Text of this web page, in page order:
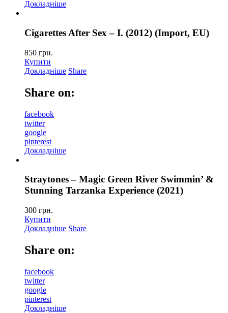
Докладніше
Cigarettes After Sex – I. (2012) (Import, EU)
850 грн.
Купити
Докладніше Share
Share on:
facebook
twitter
google
pinterest
Докладніше
Straytones – Magic Green River Swimmin’ &
Stunning Tarzanka Experience (2021)
300 грн.
Купити
Докладніше Share
Share on:
facebook
twitter
google
pinterest
Докладніше